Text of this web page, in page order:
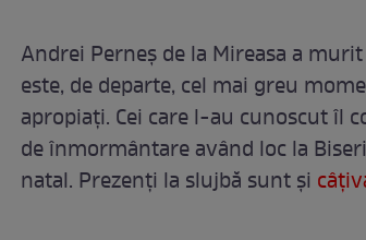
Andrei Perneș de la Mireasa a
este, de departe, cel mai greu
apropiați. Cei care l-au cunoscut îl
de înmormântare având loc la
natal. Prezenți la slujbă sunt și